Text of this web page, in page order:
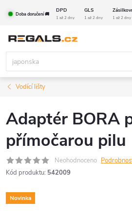
Doba doručení 🚚
DPD GLS
1 až 2 dny 1 až 2 dny 1 až 2 dny
Vodící lišty
Adaptér BORA
přímočarou pilu
Neohodnoceno
Kód produktu: 542009
Novinka